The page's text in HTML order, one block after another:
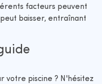
facteurs peuvent
baisser, entraînant
votre piscine ? N'hésitez